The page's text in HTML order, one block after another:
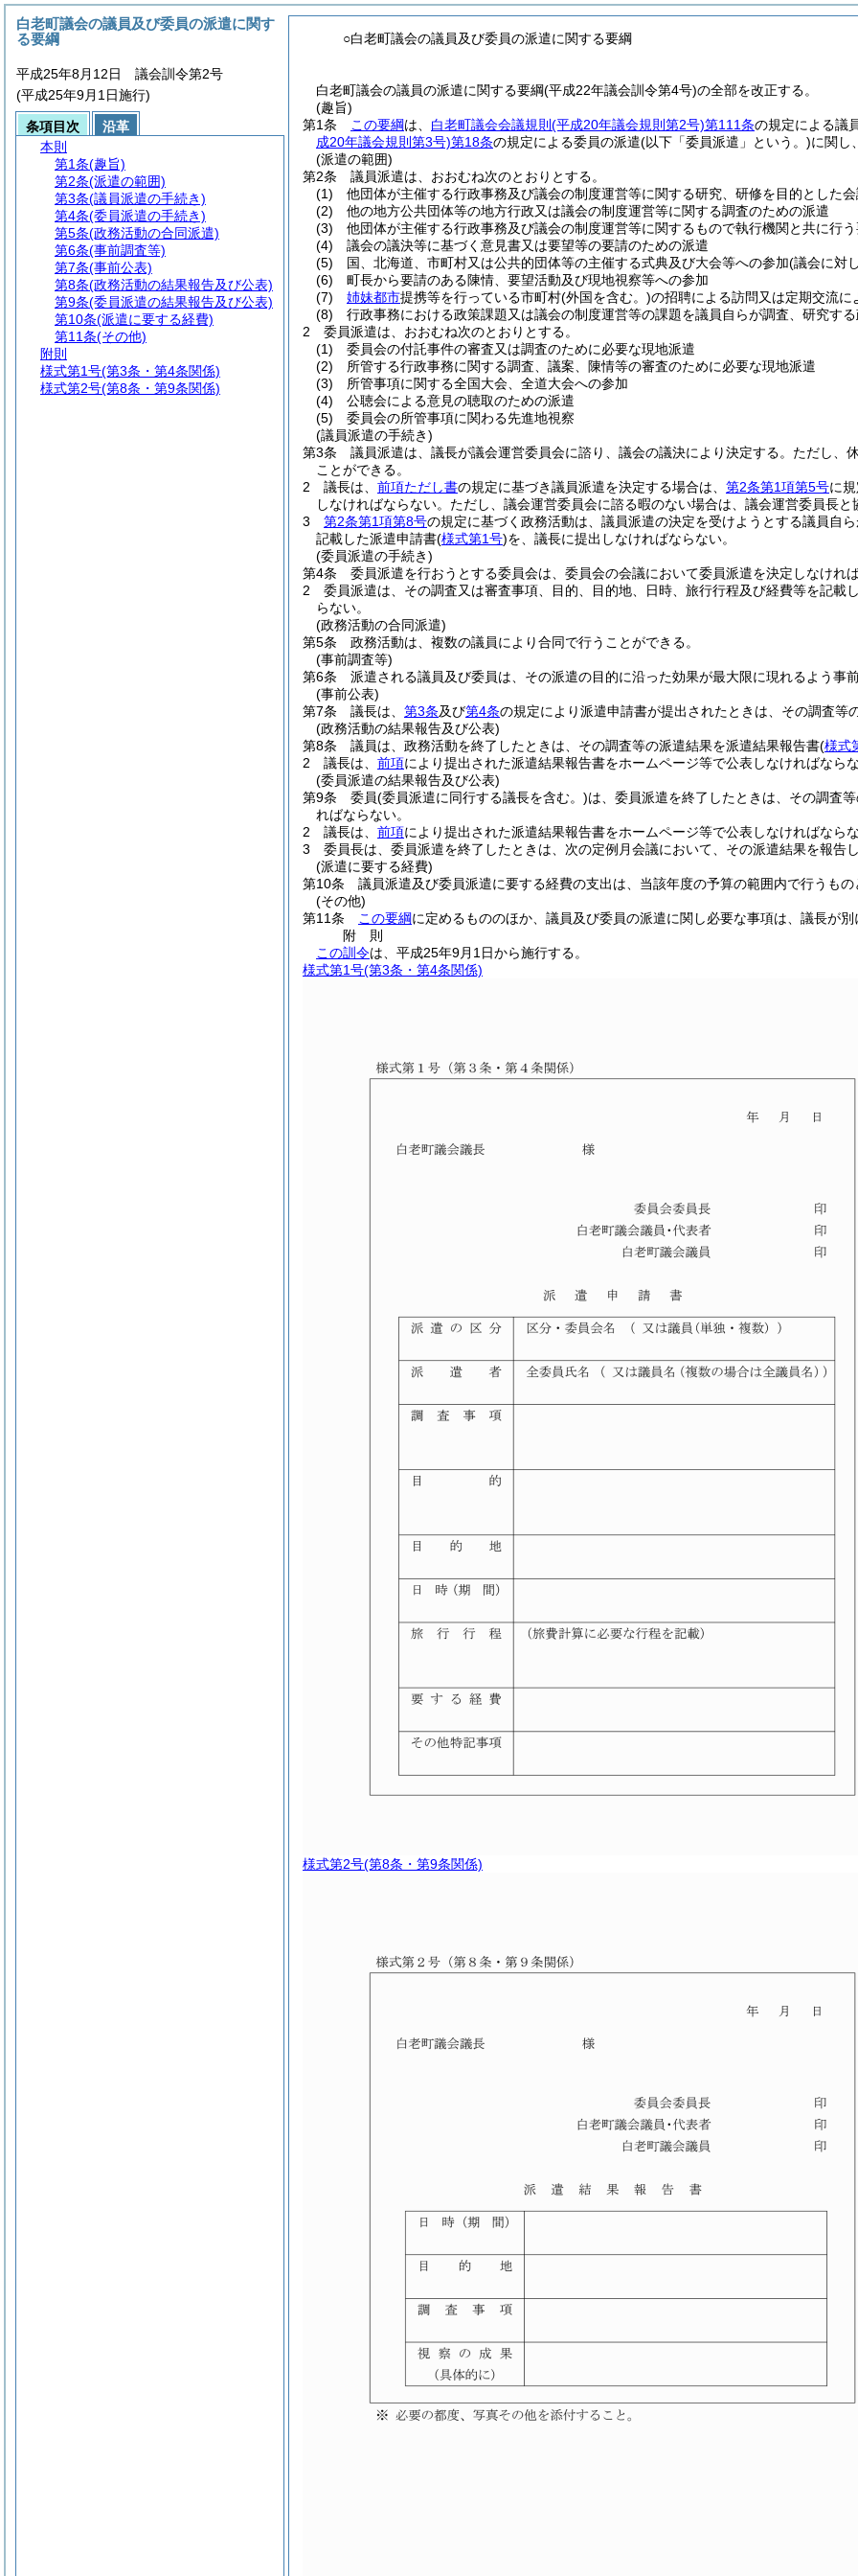
○白老町議会の議員及び委員の派遣に関する要綱
白老町議会の議員の派遣に関する要綱(平成22年議会訓令第4号)の全部を改正する。
(趣旨)
第1条
この要綱は、 白老町議会会議規則 (平成20年議会規則第2号)第111条の規定による議
成20年議会規則第3号)第18条の規定による委員の派遣(以下「委員派遣」という。)に関し
(派遣の範囲)
第2条
議員派遣は、おおむね次のとおりとする。
(1)
他団体が主催する行政事務及び議会の制度運営等に関する研究、研修を目的とした
(2)
他の地方公共団体等の地方行政又は議会の制度運営等に関する調査のための派遣
(3)
他団体が主催する行政事務及び議会の制度運営等に関するもので執行機関と共に行
(4)
議会の議決等に基づく意見書又は要望等の要請のための派遣
(5)
国、北海道、市町村又は公共的団体等の主催する式典及び大会等への参加(議会に対
(6)
町長から要請のある陳情、要望活動及び現地視察等への参加
(7)
姉妹都市提携等を行っている市町村(外国を含む。)の招聘による訪問又は定期交流に
(8)
行政事務における政策課題又は議会の制度運営等の課題を議員自らが調査、研究す
2
委員派遣は、おおむね次のとおりとする。
(1)
委員会の付託事件の審査又は調査のために必要な現地派遣
(2)
所管する行政事務に関する調査、議案、陳情等の審査のために必要な現地派遣
(3)
所管事項に関する全国大会、全道大会への参加
(4)
公聴会による意見の聴取のための派遣
(5)
委員会の所管事項に関わる先進地視察
(議員派遣の手続き)
第3条
議員派遣は、議長が議会運営委員会に諮り、議会の議決により決定する。 ただし、
ことができる。
2
議長は、 前項ただし書の規定に基づき議員派遣を決定する場合は、 第2条第1項第5号に
しなければならない。 ただし、議会運営委員会に諮る暇のない場合は、議会運営委員長と
3
第2条第1項第8号の規定に基づく政務活動は、議員派遣の決定を受けようとする議員自
記載した派遣申請書(様式第1号)を、議長に提出しなければならない。
(委員派遣の手続き)
第4条
委員派遣を行おうとする委員会は、委員会の会議において委員派遣を決定しなければ
2
委員派遣は、その調査又は審査事項、目的、目的地、日時、旅行行程及び経費等を記
らない。
(政務活動の合同派遣)
第5条
政務活動は、複数の議員により合同で行うことができる。
(事前調査等)
第6条
派遣される議員及び委員は、その派遣の目的に沿った効果が最大限に現れるよう事
(事前公表)
第7条
議長は、 第3条及び第4条の規定により派遣申請書が提出されたときは、その調査等
(政務活動の結果報告及び公表)
第8条
議員は、政務活動を終了したときは、その調査等の派遣結果を派遣結果報告書(様式
2
議長は、 前項により提出された派遣結果報告書をホームページ等で公表しなければならな
(委員派遣の結果報告及び公表)
第9条
委員(委員派遣に同行する議長を含む。)は、委員派遣を終了したときは、その調査
ればならない。
2
議長は、 前項により提出された派遣結果報告書をホームページ等で公表しなければならな
3
委員長は、委員派遣を終了したときは、次の定例月会議において、その派遣結果を報告
(派遣に要する経費)
第10条
議員派遣及び委員派遣に要する経費の支出は、当該年度の予算の範囲内で行うもの
(その他)
第11条
この要綱に定めるもののほか、議員及び委員の派遣に関し必要な事項は、議長が別
附 則
この訓令は、平成25年9月1日から施行する。
様式第1号(第3条・第4条関係)
様式第2号(第8条・第9条関係)
白老町議会の議員及び委員の派遣に関す
る要綱
平成25年8月12日 議会訓令第2号
(平成25年9月1日施行)
条項目次
沿革
本則
第1条(趣旨)
第2条(派遣の範囲)
第3条(議員派遣の手続き)
第4条(委員派遣の手続き)
第5条(政務活動の合同派遣)
第6条(事前調査等)
第7条(事前公表)
第8条(政務活動の結果報告及び公表)
第9条(委員派遣の結果報告及び公表)
第10条(派遣に要する経費)
第11条(その他)
附則
様式第1号(第3条・第4条関係)
様式第2号(第8条・第9条関係)